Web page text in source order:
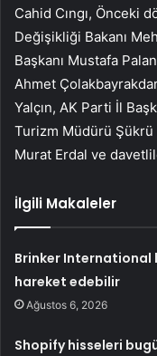
Cahid Cıngı, Önceki
Değişikliği Bakanı
Başkanı Mustafa
Ahmet
Yalçın, AK Parti İl
Turizm Müdürü Şükrü
Murat Erdal ve
İlgili Makaleler
Brinker International
hareket edebilir
Ağustos 6, 2026
Shopify hisseleri